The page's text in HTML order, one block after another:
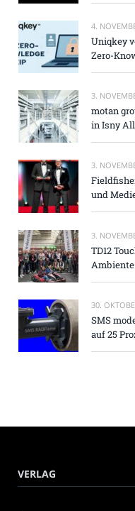
4.
Uniqkey
Zero-
3.
motan
in Isny
3.
und
3.
TD12
30.
SMS
auf 25
VERLAG